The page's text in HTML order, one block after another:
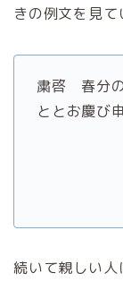
きの例文を見て
粛啓 春分
ととお慶び
続いて親しい人